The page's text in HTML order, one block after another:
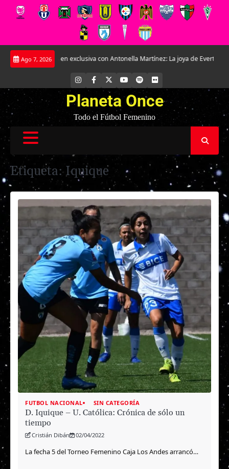
Saltar
Ago 7, 2026
Conversamos en exclusiva con Antonella Martínez: La joya de Everton
INSTAGRAM
FACEBOOK YOUTUBE
SPOTIFYFLICKR
Planeta Once
Todo el Fútbol Femenino
Etiqueta:Iquique
FUTBOL NACIONAL SIN CATEGORÍA
D. Iquique – U. Católica: Crónica de sólo un
tiempo
Cristián Dibán 02/04/2022
La fecha 5 del Torneo Femenino Caja Los Andes arrancó…